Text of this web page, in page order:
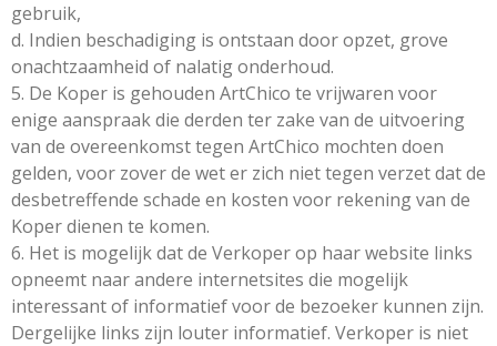
gebruik,
d. Indien beschadiging is ontstaan door opzet, grove
onachtzaamheid of nalatig onderhoud.
5. De Koper is gehouden ArtChico te vrijwaren voor
enige aanspraak die derden ter zake van de uitvoering
van de overeenkomst tegen ArtChico mochten doen
gelden, voor zover de wet er zich niet tegen verzet dat de
desbetreffende schade en kosten voor rekening van de
Koper dienen te komen.
6. Het is mogelijk dat de Verkoper op haar website links
opneemt naar andere internetsites die mogelijk
interessant of informatief voor de bezoeker kunnen zijn.
Dergelijke links zijn louter informatief. Verkoper is niet